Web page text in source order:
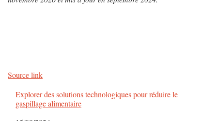
i
Source link
Explorer des solutions technologiques pour réduire le
gaspillage alimentaire